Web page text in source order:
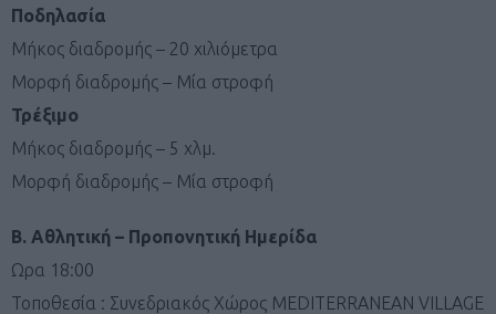
Ποδηλασία
Μήκος διαδρομής – 20 χιλιόμετρα
Μορφή διαδρομής – Μία στροφή
Τρέξιμο
Μήκος διαδρομής – 5 χλμ.
Μορφή διαδρομής – Μία στροφή
Β. Αθλητική – Προπονητική Ημερίδα
Ωρα 18:00
Τοποθεσία : Συνεδριακός Χώρος MEDITERRANEAN VILLAGE